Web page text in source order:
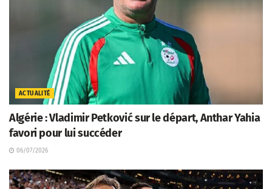
ACTUALITÉ
Algérie : Vladimir Petković sur le départ, Anthar Yahia
favori pour lui succéder
06/07/2026